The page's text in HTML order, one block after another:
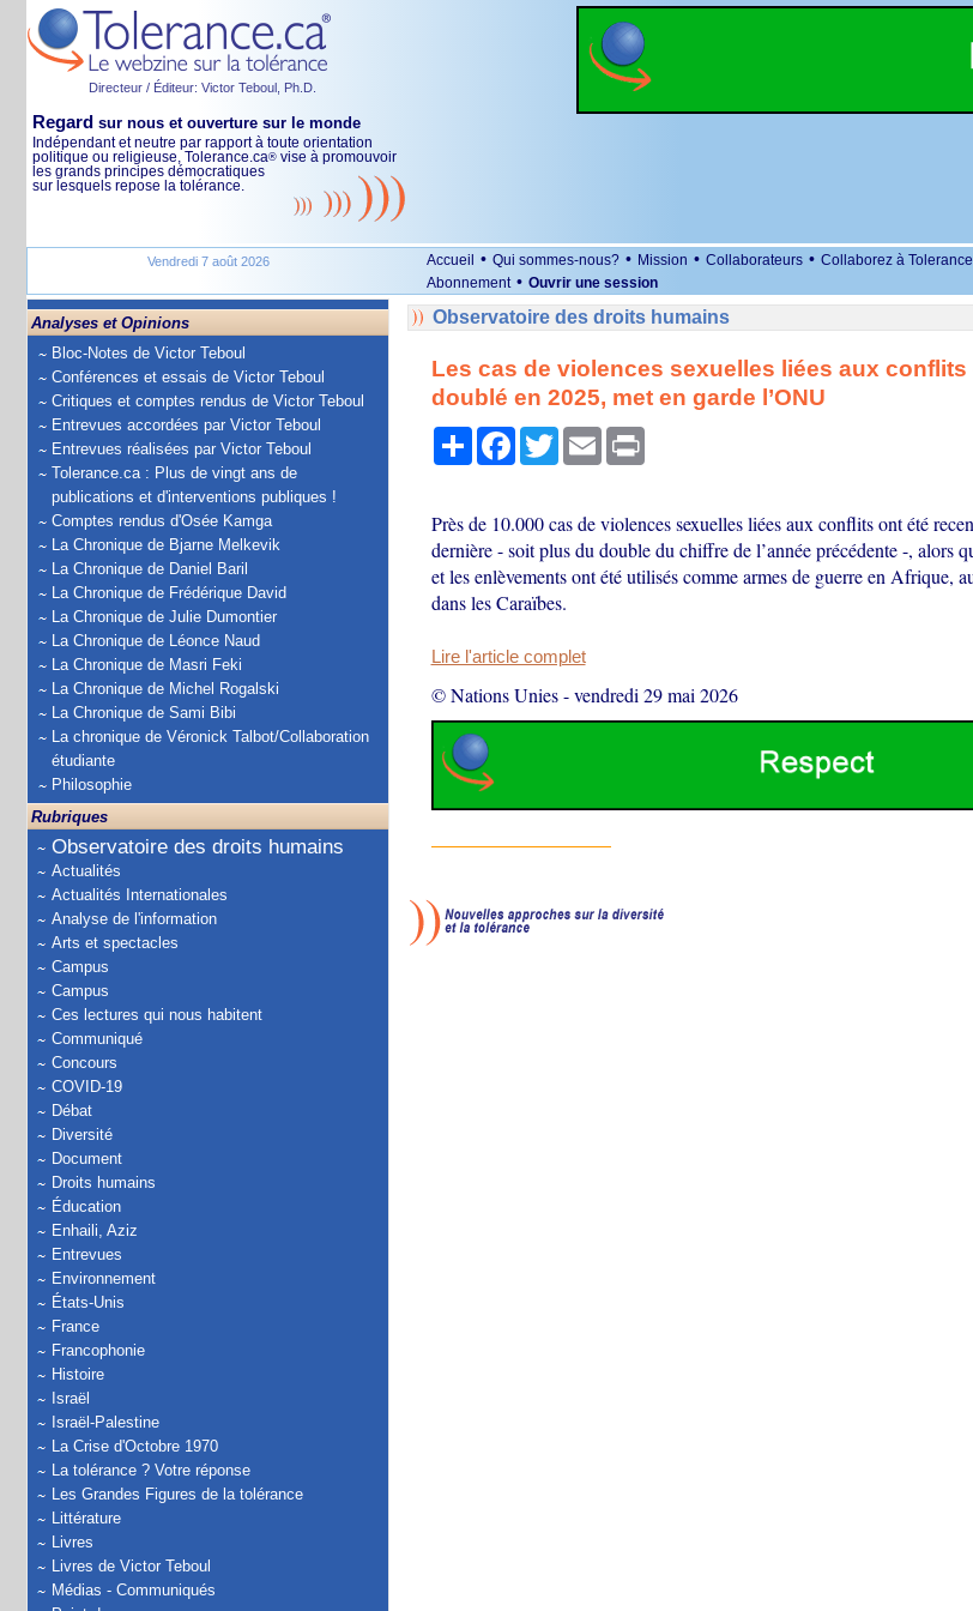
Directeur / Éditeur: Victor Teboul, Ph.D.
Regard sur nous et ouverture sur le monde
Indépendant et neutre par rapport à toute orientation
politique ou religieuse, Tolerance.ca® vise à promouvoir
les grands principes démocratiques
sur lesquels repose la tolérance.
Vendredi 7 août 2026 Accueil • Qui sommes-nous? • Mission • Collaborateurs • Collaborez à
Abonnement • Ouvrir une session
Analyses et Opinions
Bloc-Notes de Victor Teboul
Conférences et essais de Victor Teboul
Critiques et comptes rendus de Victor Teboul
Entrevues accordées par Victor Teboul
Entrevues réalisées par Victor Teboul
Tolerance.ca : Plus de vingt ans de
publications et d'interventions publiques !
Comptes rendus d'Osée Kamga
La Chronique de Bjarne Melkevik
La Chronique de Daniel Baril
La Chronique de Frédérique David
La Chronique de Julie Dumontier
La Chronique de Léonce Naud
La Chronique de Masri Feki
La Chronique de Michel Rogalski
La Chronique de Sami Bibi
La chronique de Véronick Talbot/Collaboration
étudiante
Philosophie
Rubriques
Observatoire des droits humains
Actualités
Actualités Internationales
Analyse de l'information
Arts et spectacles
Campus
Campus
Ces lectures qui nous habitent
Communiqué
Concours
COVID-19
Débat
Diversité
Document
Droits humains
Éducation
Enhaili, Aziz
Entrevues
Environnement
États-Unis
France
Francophonie
Histoire
Israël
Israël-Palestine
La Crise d'Octobre 1970
La tolérance ? Votre réponse
Les Grandes Figures de la tolérance
Littérature
Livres
Livres de Victor Teboul
Médias - Communiqués
Observatoire des droits humains
Les cas de violences sexuelles liées aux
doublé en 2025, met en garde l’ONU
PartagerFacebook
TwitterEmail Print
Près de 10.000 cas de violences sexuelles liées aux conflits ont été
dernière - soit plus du double du chiffre de l’année précédente -, alors
et les enlèvements ont été utilisés comme armes de guerre en Afrique,
dans les Caraïbes.
Lire l'article complet
© Nations Unies-vendredi 29 mai 2026